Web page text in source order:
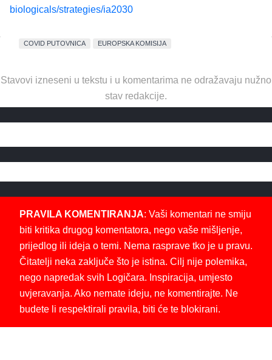
biologicals/strategies/ia2030
COVID PUTOVNICA EUROPSKA KOMISIJA
Stavovi izneseni u tekstu i u komentarima ne odražavaju nužno
stav redakcije.
PRAVILA KOMENTIRANJA: Vaši komentari ne smiju
biti kritika drugog komentatora, nego vaše mišljenje,
prijedlog ili ideja o temi. Nema rasprave tko je u pravu.
Čitatelji neka zaključe što je istina. Cilj nije polemika,
nego napredak svih Logičara. Inspiracija, umjesto
uvjeravanja. Ako nemate ideju, ne komentirajte. Ne
budete li respektirali pravila, biti će te blokirani.